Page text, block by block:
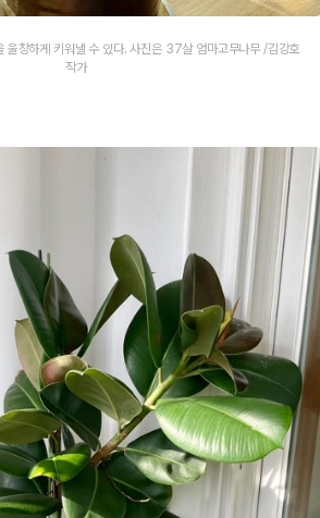
울창하게 키워낼 수 있다. 사진은 37살 엄마고무나무 /김강호
작가